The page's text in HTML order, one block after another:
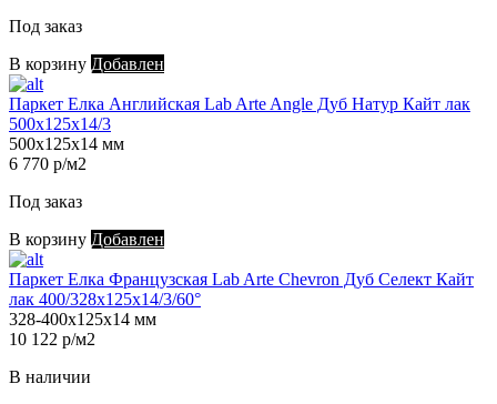
Под заказ
В корзину Добавлен
Паркет Елка Английская Lab Arte Angle Дуб Натур Кайт лак
500х125х14/3
500х125х14 мм
6 770 р/м2
Под заказ
В корзину Добавлен
Паркет Елка Французская Lab Arte Chevron Дуб Селект Кайт
лак 400/328х125х14/3/60°
328-400х125х14 мм
10 122 р/м2
В наличии